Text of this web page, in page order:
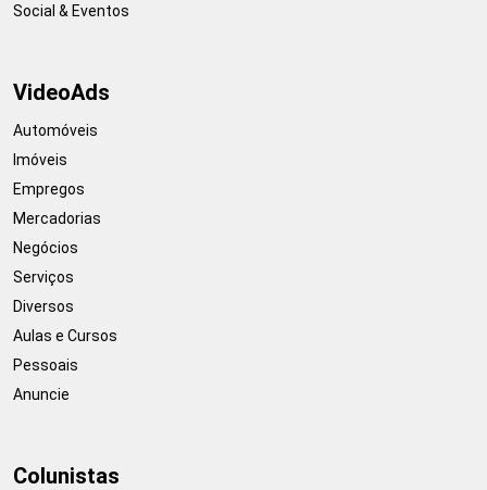
Social & Eventos
VideoAds
Automóveis
Imóveis
Empregos
Mercadorias
Negócios
Serviços
Diversos
Aulas e Cursos
Pessoais
Anuncie
Colunistas